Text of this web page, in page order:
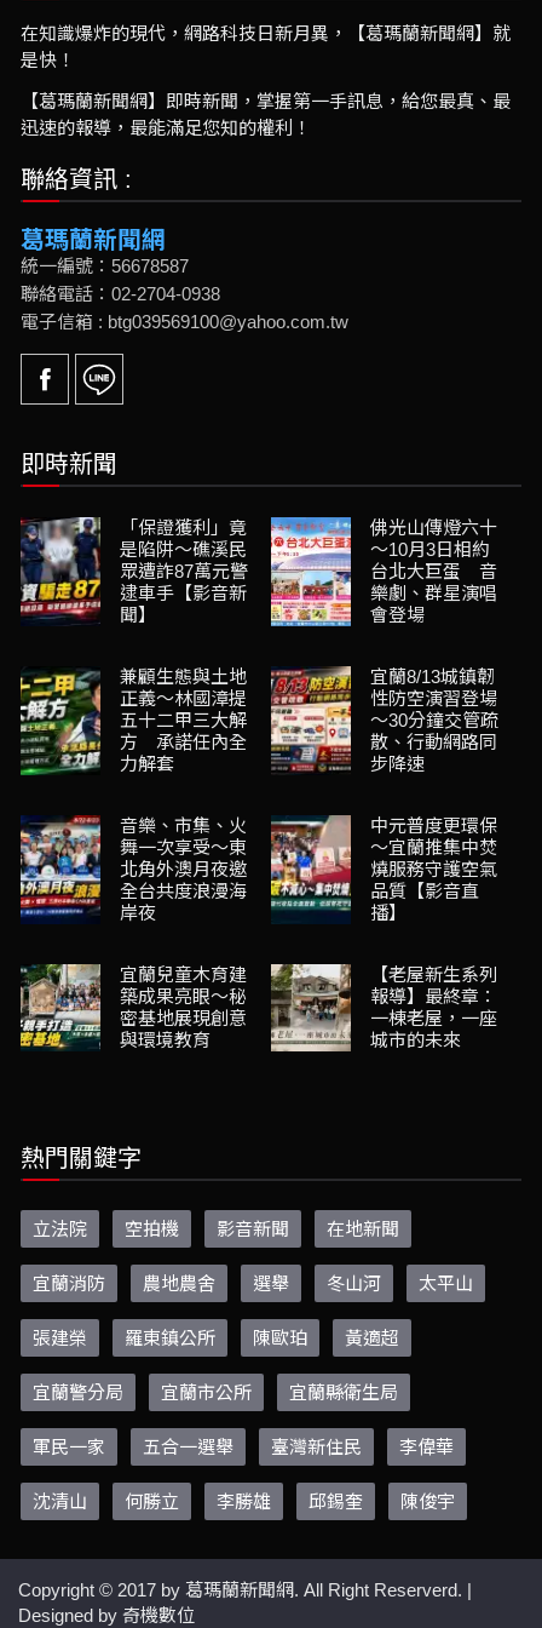
在知識爆炸的現代，網路科技日新月異，【葛瑪蘭新聞網】就
是快！
【葛瑪蘭新聞網】即時新聞，掌握第一手訊息，給您最真、最
迅速的報導，最能滿足您知的權利！
聯絡資訊 :
葛瑪蘭新聞網
統一編號：56678587
聯絡電話：02-2704-0938
電子信箱 : btg039569100@yahoo.com.tw
即時新聞
「保證獲利」竟
是陷阱～礁溪民
眾遭詐87萬元警
逮車手【影音新
聞】
佛光山傳燈六十
～10月3日相約
台北大巨蛋 音
樂劇、群星演唱
會登場
兼顧生態與土地
正義～林國漳提
五十二甲三大解
方 承諾任內全
力解套
宜蘭8/13城鎮韌
性防空演習登場
～30分鐘交管疏
散、行動網路同
步降速
音樂、市集、火
舞一次享受～東
北角外澳月夜邀
全台共度浪漫海
岸夜
中元普度更環保
～宜蘭推集中焚
燒服務守護空氣
品質【影音直
播】
宜蘭兒童木育建
築成果亮眼～秘
密基地展現創意
與環境教育
【老屋新生系列
報導】最終章：
一棟老屋，一座
城市的未來
熱門關鍵字
立法院 空拍機 影音新聞 在地新聞
宜蘭消防 農地農舍 選舉 冬山河 太平山
張建榮 羅東鎮公所 陳歐珀 黃適超
宜蘭警分局 宜蘭市公所 宜蘭縣衛生局
軍民一家 五合一選舉 臺灣新住民 李偉華
沈清山 何勝立 李勝雄 邱錫奎 陳俊宇
Copyright © 2017 by 葛瑪蘭新聞網. All Right Reserverd. |
Designed by 奇機數位